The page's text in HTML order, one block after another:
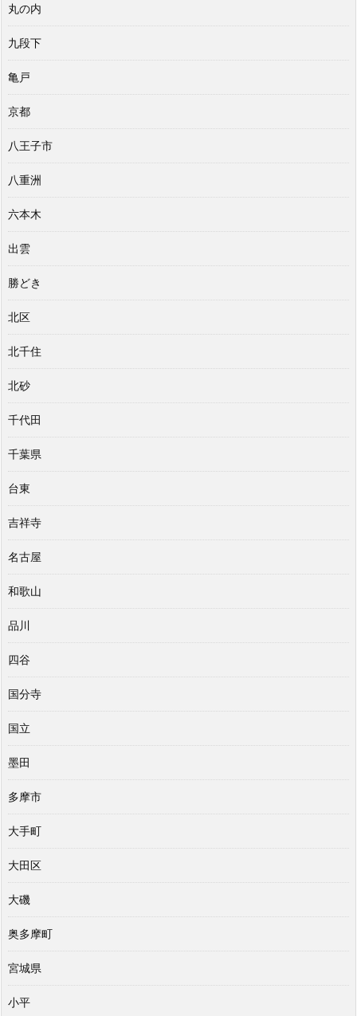
丸の内
九段下
亀戸
京都
八王子市
八重洲
六本木
出雲
勝どき
北区
北千住
北砂
千代田
千葉県
台東
吉祥寺
名古屋
和歌山
品川
四谷
国分寺
国立
墨田
多摩市
大手町
大田区
大磯
奥多摩町
宮城県
小平